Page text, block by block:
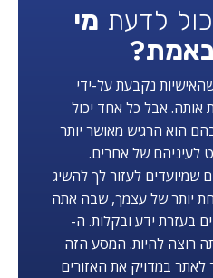
לדעת מי
נקבעת על-ידי
אותה. אבל כל אחד יכול
הוא הרגיש מאושר יותר
לעיניהם של אחרים.
שמיועדים לעזור לך להשיג
יותר של עצמך, שבה אתה
בעזרת ידע ובקלות. ה-
רוצה להיות. המסע הזה
במדויק את האזורים